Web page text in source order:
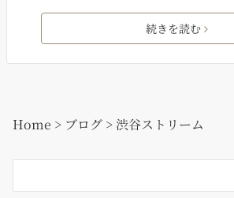
a
c
e
o
o
k
n
e
m
ai
l
続きを読む
Home > ブログ > 渋谷ストリーム